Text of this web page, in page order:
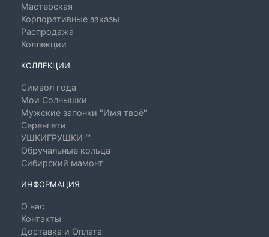
Мастерская
Корпоративные заказы
Распродажа
Коллекции
КОЛЛЕКЦИИ
Символ года
Мои Солнышки
Мужские запонки "Имя твоё"
Серенгети
УШКИГРУШКИ ™
Обручальные кольца
Сибирский мамонт
ИНФОРМАЦИЯ
О нас
Контакты
Доставка и Оплата